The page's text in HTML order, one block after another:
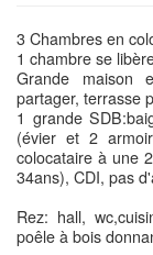
3 Chambres en
1 chambre se
Grande maison
partager, terrasse
1 grande
(évier et 2
colocataire à une
34ans), CDI, pas
Rez: hall,
poêle à bois